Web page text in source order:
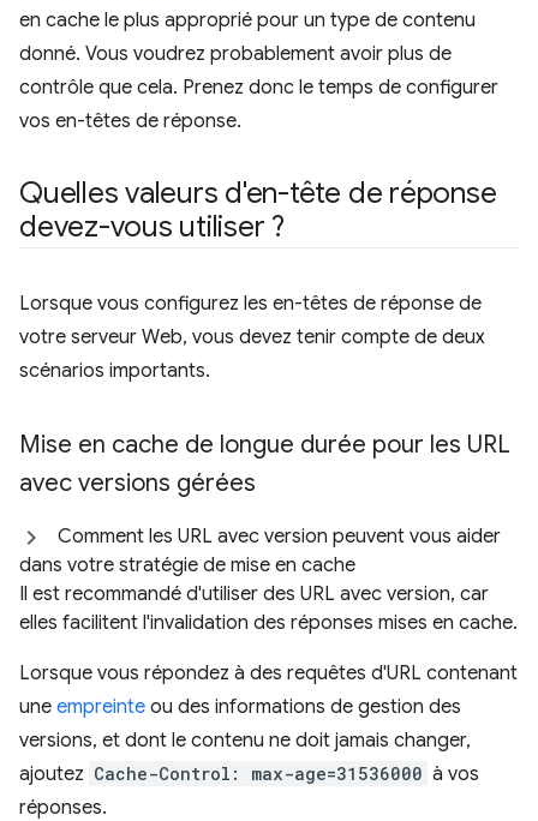
en cache le plus approprié pour un type de contenu
donné. Vous voudrez probablement avoir plus de
contrôle que cela. Prenez donc le temps de configurer
vos en-têtes de réponse.
Quelles valeurs d'en-tête de réponse
devez-vous utiliser ?
Lorsque vous configurez les en-têtes de réponse de
votre serveur Web, vous devez tenir compte de deux
scénarios importants.
Mise en cache de longue durée pour les URL
avec versions gérées
Comment les URL avec version peuvent vous aider
dans votre stratégie de mise en cache
Il est recommandé d'utiliser des URL avec version, car
elles facilitent l'invalidation des réponses mises en cache.
Lorsque vous répondez à des requêtes d'URL contenant
une empreinte ou des informations de gestion des
versions, et dont le contenu ne doit jamais changer,
ajoutez Cache-Control: max-age=31536000 à vos
réponses.